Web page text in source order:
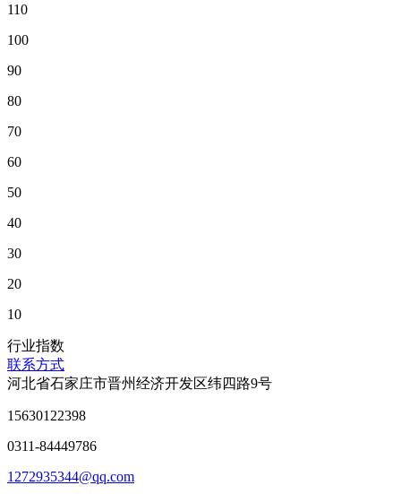
110
100
90
80
70
60
50
40
30
20
10
行业指数
联系方式
河北省石家庄市晋州经济开发区纬四路9号
15630122398
0311-84449786
1272935344@qq.com